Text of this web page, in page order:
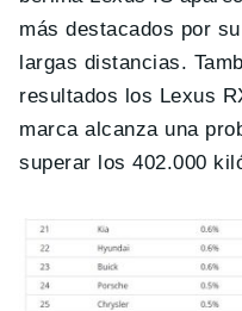
más destacados por
largas distancias.
resultados los Lexus
marca alcanza una
superar los 402.000